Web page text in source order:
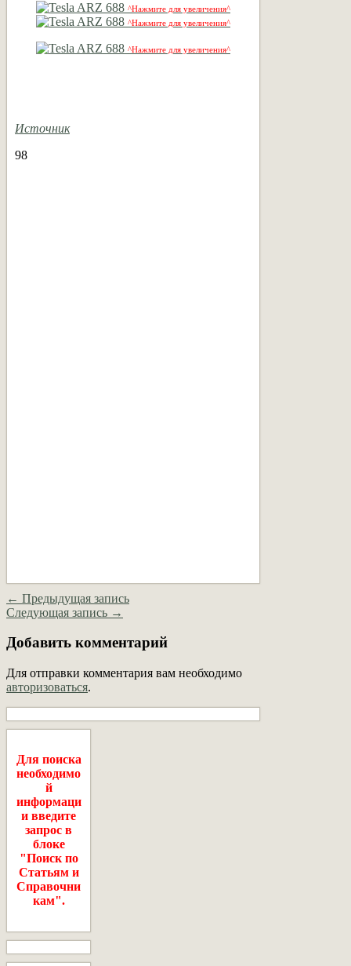
^Нажмите для увеличения^
^Нажмите для увеличения^
^Нажмите для увеличения^
Источник
98
← Предыдущая запись
Следующая запись →
Добавить комментарий
Для отправки комментария вам необходимо
авторизоваться.
Для поиска
необходимо
й
информаци
и введите
запрос в
блоке
"Поиск по
Статьям и
Справочни
кам".